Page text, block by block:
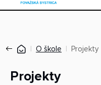
O škole Projekty
Projekty